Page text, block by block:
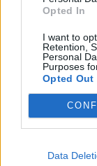
Opted In
I want to
Retention,
Personal
Purposes
Opted Out
Data
2